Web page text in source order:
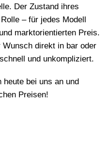
Der Zustand ihres
– für jedes Modell
marktorientierten Preis.
Wunsch direkt in bar oder
und unkompliziert.
heute bei uns an und
Preisen!